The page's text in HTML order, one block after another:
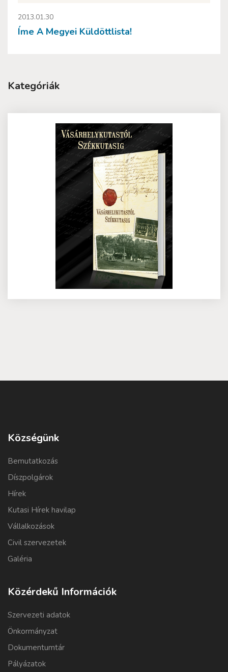
2013.01.30
Íme A Megyei Küldöttlista!
Kategóriák
Községünk
Bemutatkozás
Díszpolgárok
Hírek
Kutasi Hírek havilap
Vállalkozások
Civil szervezetek
Galéria
Közérdekű Információk
Szervezeti adatok
Önkormányzat
Dokumentumtár
Pályázatok